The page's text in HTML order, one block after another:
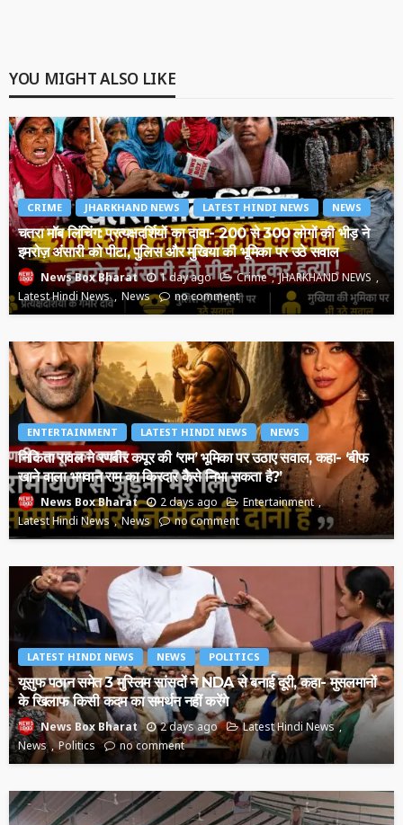
YOU MIGHT ALSO LIKE
CRIME JHARKHAND NEWS LATEST HINDI NEWS NEWS
चतरा मॉब लिंचिंग: प्रत्यक्षदर्शियों का दावा- 200 से 300 लोगों की भीड़ ने
इमरोज़ अंसारी को पीटा, पुलिस और मुखिया की भूमिका पर उठे सवाल
News Box Bharat 1 day ago Crime
JHARKHAND NEWS
Latest Hindi News
News no comment
ENTERTAINMENT LATEST HINDI NEWS NEWS
निकिता रावल ने रणबीर कपूर की ‘राम’ भूमिका पर उठाए सवाल, कहा- ‘बीफ
खाने वाला भगवान राम का किरदार कैसे निभा सकता है?’
News Box Bharat 2 days ago
Entertainment
Latest Hindi News
News no comment
LATEST HINDI NEWS NEWS POLITICS
यूसुफ पठान समेत 3 मुस्लिम सांसदों ने NDA से बनाई दूरी, कहा- मुसलमानों
के खिलाफ किसी कदम का समर्थन नहीं करेंगे
News Box Bharat 2 days ago
Latest Hindi News
News
Politics no comment